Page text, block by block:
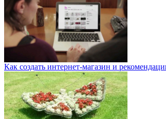
Как создать интернет-магазин и